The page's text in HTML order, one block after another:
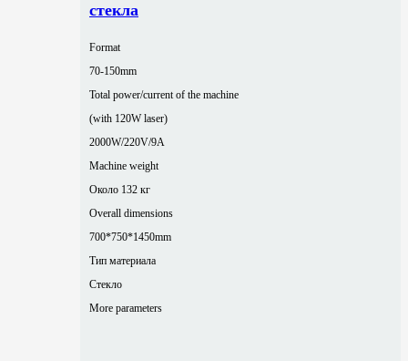
стекла
Format
70-150mm
Total power/current of the machine
(with 120W laser)
2000W/220V/9A
Machine weight
Около 132 кг
Overall dimensions
700*750*1450mm
Тип материала
Стекло
More parameters